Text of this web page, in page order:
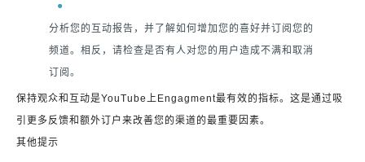
分析您的互动报告，并了解如何增加您的喜好并订阅您的
频道。相反，请检查是否有人对您的用户造成不满和取消
订阅。
保持观众和互动是YouTube上Engagment最有效的指标。这是通过吸
引更多反馈和额外订户来改善您的渠道的最重要因素。
其他提示